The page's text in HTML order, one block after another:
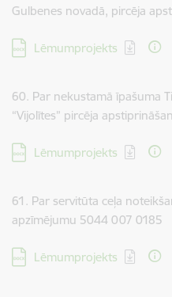
Gulbenes novadā, pircēja
Lejupielādēt:
Lēmumprojekts
60. Par nekustamā īpašuma
“Vijolītes” pircēja
Lejupielādēt:
Lēmumprojekts
61. Par servitūta ceļa
apzīmējumu 5044 007 0185
Lejupielādēt:
Lēmumprojekts